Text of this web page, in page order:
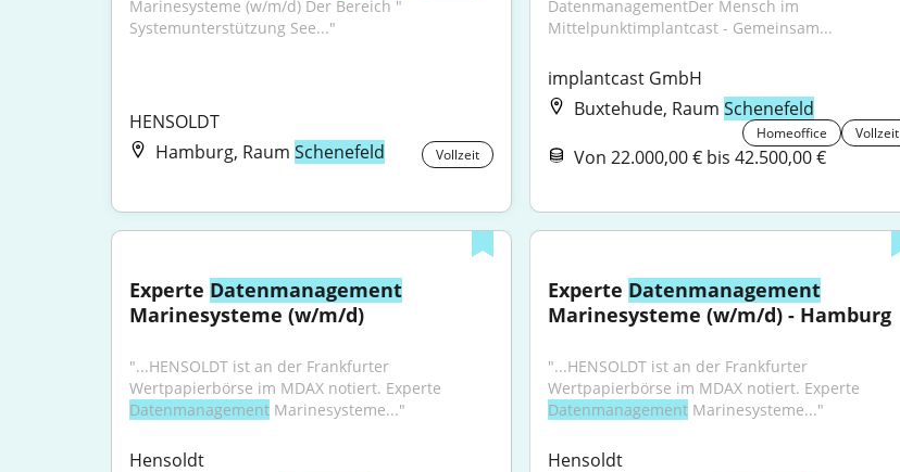
Marinesysteme (w/m/d) Der Bereich "
Systemunterstützung See..."
HENSOLDT
Hamburg, Raum Schenefeld Vollzeit
DatenmanagementDer Mensch im
Mittelpunktimplantcast - Gemeinsam...
implantcast GmbH
Buxtehude, RaumSchenefeld
Homeoffice Vollzeit
Von 22.000,00 € bis 42.500,00 €
Experte Datenmanagement
Marinesysteme (w/m/d)
"...HENSOLDT ist an der Frankfurter
Datenmanagement Marinesysteme..."
Hensoldt
Experte Datenmanagement
Marinesysteme (w/m/d) - Hamburg
"...HENSOLDT ist an der Frankfurter
Datenmanagement Marinesysteme..."
Hensoldt